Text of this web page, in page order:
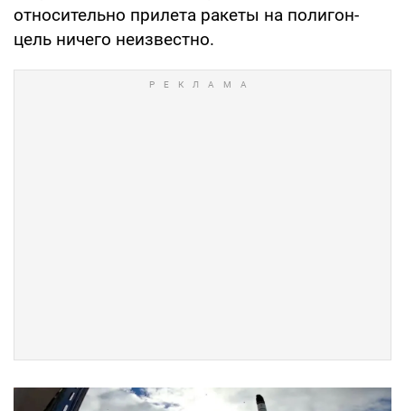
относительно прилета ракеты на полигон-
цель ничего неизвестно.